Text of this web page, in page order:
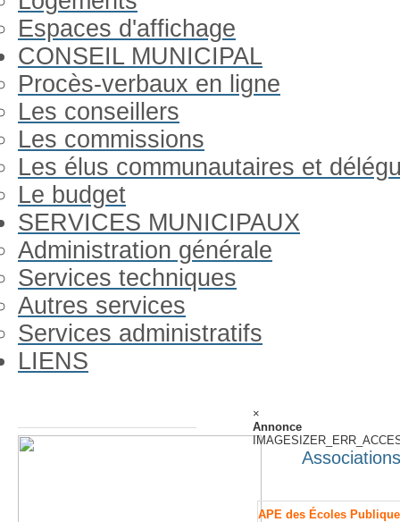
Espaces d'affichage
CONSEIL MUNICIPAL
Procès-verbaux en ligne
Les conseillers
Les commissions
Les élus communautaires et
Le budget
SERVICES MUNICIPAUX
Administration générale
Services techniques
Autres services
Services administratifs
LIENS
×
Annonce
APE des Écoles